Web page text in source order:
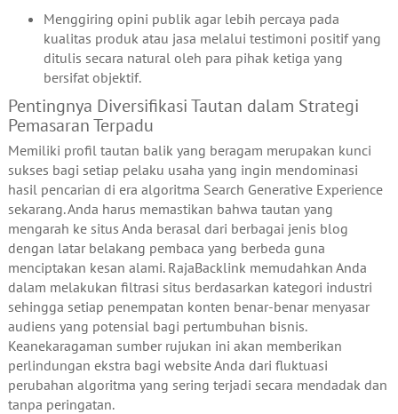
Menggiring opini publik agar lebih percaya pada
kualitas produk atau jasa melalui testimoni positif yang
ditulis secara natural oleh para pihak ketiga yang
bersifat objektif.
Pentingnya Diversifikasi Tautan dalam Strategi
Pemasaran Terpadu
Memiliki profil tautan balik yang beragam merupakan kunci
sukses bagi setiap pelaku usaha yang ingin mendominasi
hasil pencarian di era algoritma Search Generative Experience
sekarang. Anda harus memastikan bahwa tautan yang
mengarah ke situs Anda berasal dari berbagai jenis blog
dengan latar belakang pembaca yang berbeda guna
menciptakan kesan alami. RajaBacklink memudahkan Anda
dalam melakukan filtrasi situs berdasarkan kategori industri
sehingga setiap penempatan konten benar-benar menyasar
audiens yang potensial bagi pertumbuhan bisnis.
Keanekaragaman sumber rujukan ini akan memberikan
perlindungan ekstra bagi website Anda dari fluktuasi
perubahan algoritma yang sering terjadi secara mendadak dan
tanpa peringatan.